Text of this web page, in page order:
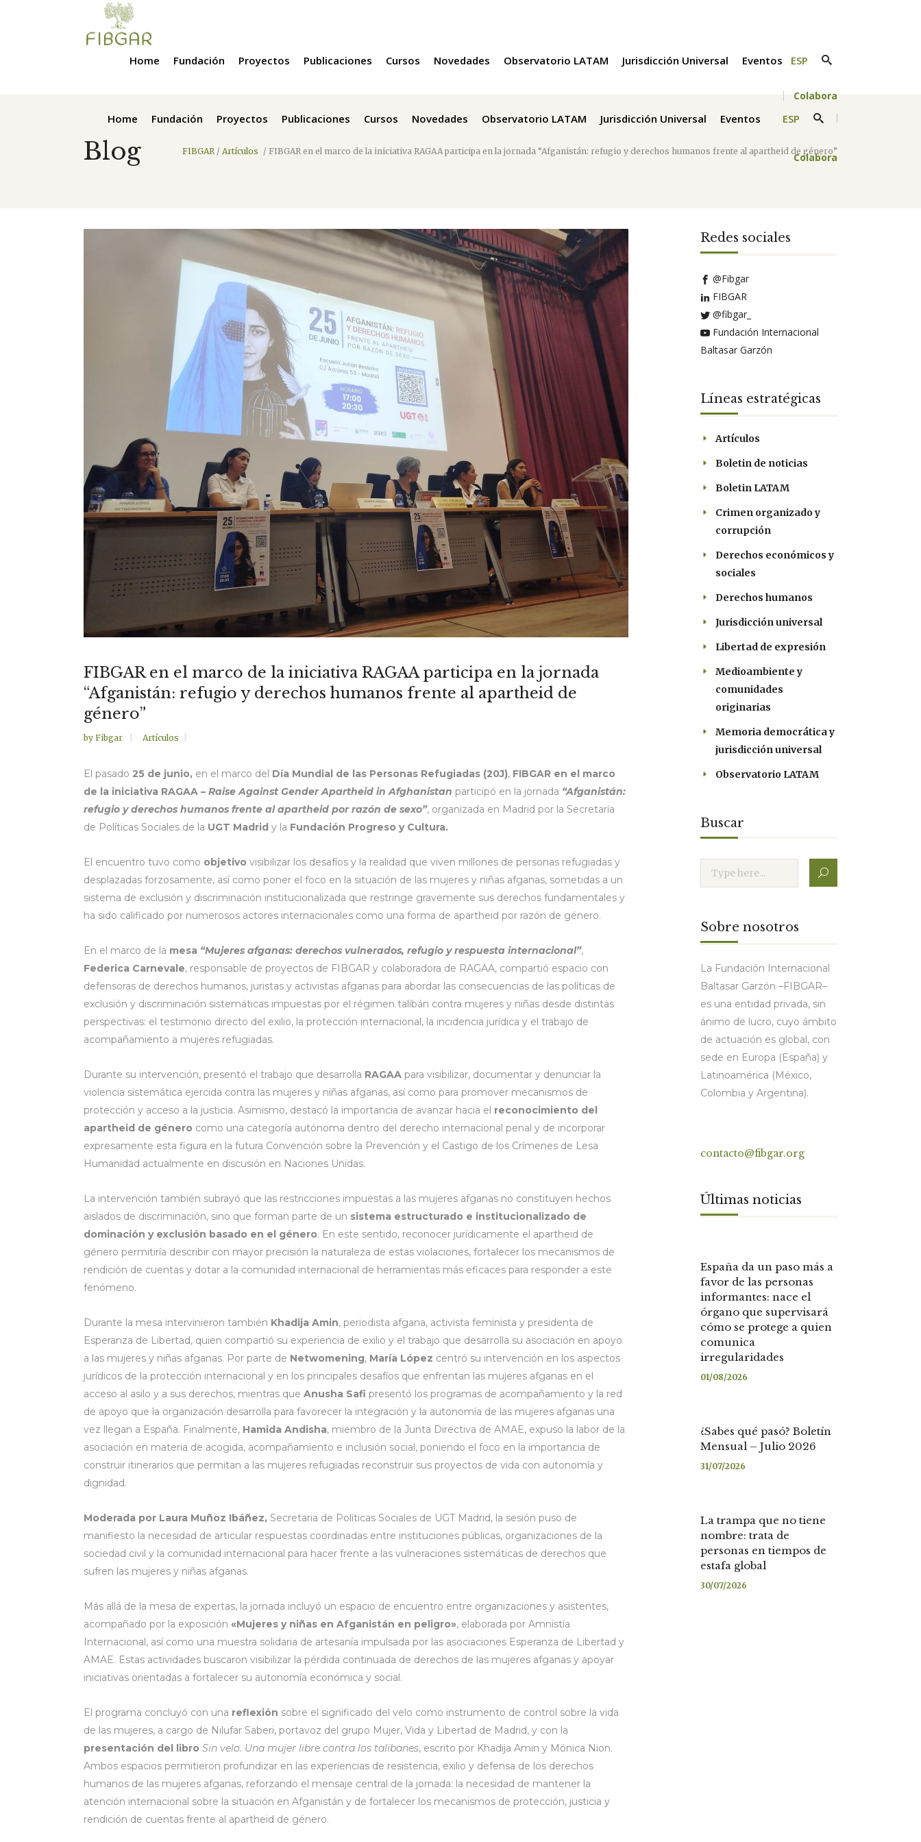
Home Fundación Proyectos Publicaciones Cursos Novedades Observatorio LATAM Jurisdicción Universal Eventos ESP
Colabora
Home Fundación Proyectos Publicaciones Cursos Novedades Observatorio LATAM Jurisdicción Universal Eventos ESP
Colabora
Blog FIBGAR / Artículos / FIBGAR en el marco de la iniciativa RAGAA participa en la jornada “Afganistán: refugio y derechos humanos frente al apartheid de género”
FIBGAR en el marco de la iniciativa RAGAA participa en la jornada
“Afganistán: refugio y derechos humanos frente al apartheid de
género”
by Fibgar Artículos
El pasado 25 de junio, en el marco del Día Mundial de las Personas Refugiadas (20J), FIBGAR en el marco
de la iniciativa RAGAA – Raise Against Gender Apartheid in Afghanistan participó en la jornada “Afganistán:
refugio y derechos humanos frente al apartheid por razón de sexo”, organizada en Madrid por la Secretaría
de Políticas Sociales de la UGT Madrid y la Fundación Progreso y Cultura.
El encuentro tuvo como objetivo visibilizar los desafíos y la realidad que viven millones de personas refugiadas y
desplazadas forzosamente, así como poner el foco en la situación de las mujeres y niñas afganas, sometidas a un
sistema de exclusión y discriminación institucionalizada que restringe gravemente sus derechos fundamentales y
ha sido calificado por numerosos actores internacionales como una forma de apartheid por razón de género.
En el marco de la mesa “Mujeres afganas: derechos vulnerados, refugio y respuesta internacional”,
Federica Carnevale, responsable de proyectos de FIBGAR y colaboradora de RAGAA, compartió espacio con
defensoras de derechos humanos, juristas y activistas afganas para abordar las consecuencias de las políticas de
exclusión y discriminación sistemáticas impuestas por el régimen talibán contra mujeres y niñas desde distintas
perspectivas: el testimonio directo del exilio, la protección internacional, la incidencia jurídica y el trabajo de
acompañamiento a mujeres refugiadas.
Durante su intervención, presentó el trabajo que desarrolla RAGAA para visibilizar, documentar y denunciar la
violencia sistemática ejercida contra las mujeres y niñas afganas, así como para promover mecanismos de
protección y acceso a la justicia. Asimismo, destacó la importancia de avanzar hacia el reconocimiento del
apartheid de género como una categoría autónoma dentro del derecho internacional penal y de incorporar
expresamente esta figura en la futura Convención sobre la Prevención y el Castigo de los Crímenes de Lesa
Humanidad actualmente en discusión en Naciones Unidas.
La intervención también subrayó que las restricciones impuestas a las mujeres afganas no constituyen hechos
aislados de discriminación, sino que forman parte de un sistema estructurado e institucionalizado de
dominación y exclusión basado en el género. En este sentido, reconocer jurídicamente el apartheid de
género permitiría describir con mayor precisión la naturaleza de estas violaciones, fortalecer los mecanismos de
rendición de cuentas y dotar a la comunidad internacional de herramientas más eficaces para responder a este
fenómeno.
Durante la mesa intervinieron también Khadija Amin, periodista afgana, activista feminista y presidenta de
Esperanza de Libertad, quien compartió su experiencia de exilio y el trabajo que desarrolla su asociación en apoyo
a las mujeres y niñas afganas. Por parte de Netwomening, María López centró su intervención en los aspectos
jurídicos de la protección internacional y en los principales desafíos que enfrentan las mujeres afganas en el
acceso al asilo y a sus derechos, mientras que Anusha Safi presentó los programas de acompañamiento y la red
de apoyo que la organización desarrolla para favorecer la integración y la autonomía de las mujeres afganas una
vez llegan a España. Finalmente, Hamida Andisha, miembro de la Junta Directiva de AMAE, expuso la labor de la
asociación en materia de acogida, acompañamiento e inclusión social, poniendo el foco en la importancia de
construir itinerarios que permitan a las mujeres refugiadas reconstruir sus proyectos de vida con autonomía y
dignidad.
Moderada por Laura Muñoz Ibáñez, Secretaria de Políticas Sociales de UGT Madrid, la sesión puso de
manifiesto la necesidad de articular respuestas coordinadas entre instituciones públicas, organizaciones de la
sociedad civil y la comunidad internacional para hacer frente a las vulneraciones sistemáticas de derechos que
sufren las mujeres y niñas afganas.
Más allá de la mesa de expertas, la jornada incluyó un espacio de encuentro entre organizaciones y asistentes,
acompañado por la exposición «Mujeres y niñas en Afganistán en peligro», elaborada por Amnistía
Internacional, así como una muestra solidaria de artesanía impulsada por las asociaciones Esperanza de Libertad y
AMAE. Estas actividades buscaron visibilizar la pérdida continuada de derechos de las mujeres afganas y apoyar
iniciativas orientadas a fortalecer su autonomía económica y social.
El programa concluyó con una reflexión sobre el significado del velo como instrumento de control sobre la vida
de las mujeres, a cargo de Nilufar Saberi, portavoz del grupo Mujer, Vida y Libertad de Madrid, y con la
presentación del libro Sin velo. Una mujer libre contra los talibanes, escrito por Khadija Amin y Mónica Nion.
Ambos espacios permitieron profundizar en las experiencias de resistencia, exilio y defensa de los derechos
humanos de las mujeres afganas, reforzando el mensaje central de la jornada: la necesidad de mantener la
atención internacional sobre la situación en Afganistán y de fortalecer los mecanismos de protección, justicia y
rendición de cuentas frente al apartheid de género.
Redes sociales
@Fibgar
FIBGAR
@fibgar_
Fundación Internacional
Baltasar Garzón
Líneas estratégicas
Artículos
Boletin de noticias
Boletin LATAM
Crimen organizado y
corrupción
Derechos económicos y
sociales
Derechos humanos
Jurisdicción universal
Libertad de expresión
Medioambiente y
comunidades
originarias
Memoria democrática y
jurisdicción universal
Observatorio LATAM
Buscar
Sobre nosotros
La Fundación Internacional
Baltasar Garzón –FIBGAR–
es una entidad privada, sin
ánimo de lucro, cuyo ámbito
de actuación es global, con
sede en Europa (España) y
Latinoamérica (México,
Colombia y Argentina).
contacto@fibgar.org
Últimas noticias
España da un paso más a
favor de las personas
informantes: nace el
órgano que supervisará
cómo se protege a quien
comunica
irregularidades
01/08/2026
¿Sabes qué pasó? Boletín
Mensual – Julio 2026
31/07/2026
La trampa que no tiene
nombre: trata de
personas en tiempos de
estafa global
30/07/2026